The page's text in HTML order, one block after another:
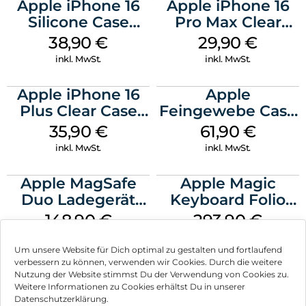
Um unsere Website für Dich optimal zu gestalten und fortlaufend
verbessern zu können, verwenden wir Cookies. Durch die weitere
Nutzung der Website stimmst Du der Verwendung von Cookies zu.
Weitere Informationen zu Cookies erhältst Du in unserer
Datenschutzerklärung.
Apple iPhone 16
Silicone Case
MagSafe
Ultramarine
38,90€
inkl. MwSt.
Apple iPhone 16
Pro Max Clear
Case MagSafe
Transparent
29,90€
inkl. MwSt.
Apple iPhone 16
Plus Clear Case
MagSafe
Transparent
35,90 €
inkl. MwSt.
Apple
Feingewebe Case
iPhone 15 Pro
MagSafe Schwarz
61,90 €
inkl. MwSt.
Apple MagSafe
Duo Ladegerät
Weiß
148,90€
Apple Magic
Keyboard Folio
iPad 10.9″ (10.Gen.)
293,90€